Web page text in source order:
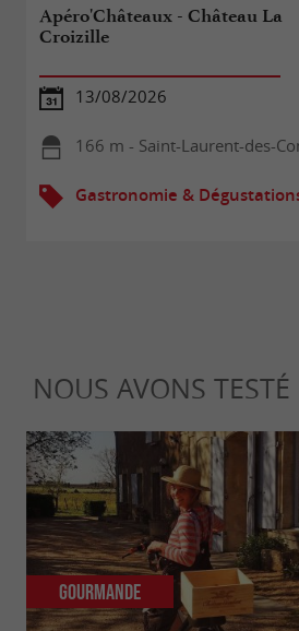
Apéro'Châteaux - Château La
Croizille
13/08/2026
166 m - Saint-Laurent-des-
Gastronomie &
NOUS AVONS TESTÉ
Gourmande